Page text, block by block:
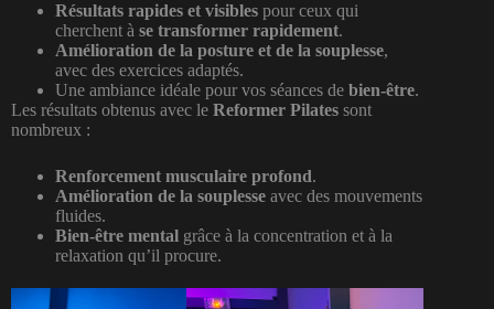
Résultats rapides et visibles pour ceux qui
cherchent à se transformer rapidement.
Amélioration de la posture et de la souplesse,
avec des exercices adaptés.
Une ambiance idéale pour vos séances de bien-être.
Les résultats obtenus avec le Reformer Pilates sont
nombreux :
Renforcement musculaire profond.
Amélioration de la souplesse avec des mouvements
fluides.
Bien-être mental grâce à la concentration et à la
relaxation qu’il procure.